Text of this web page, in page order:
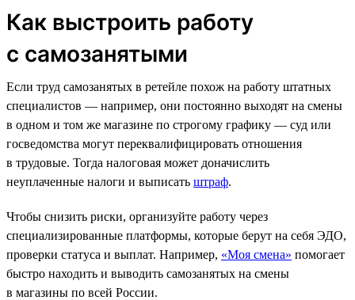
Как выстроить работу
с самозанятыми
Если труд самозанятых в ретейле похож на работу штатных
специалистов — например, они постоянно выходят на смены
в одном и том же магазине по строгому графику — суд или
госведомства могут переквалифицировать отношения
в трудовые. Тогда налоговая может доначислить
неуплаченные налоги и выписать штраф.
Чтобы снизить риски, организуйте работу через
специализированные платформы, которые берут на себя ЭДО,
проверки статуса и выплат. Например, «Моя смена» помогает
быстро находить и выводить самозанятых на смены
в магазины по всей России.